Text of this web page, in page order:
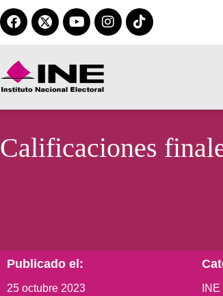
Calificaciones
Publicado el:
25 octubre 2023 INE